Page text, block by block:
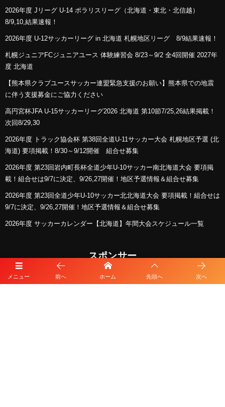
メニュー 前へ ホーム 先頭へ 次へ
2026年度 Jリーグ U-14 ポラリスリーグ（北海道・東北・北信越）
8/9,10,結果速報！
2026年度 U-12サッカーリーグ in 北海道 札幌地区リーグ 8/9結果速報！
札幌ジュニアFCジュニアユース 体験練習会 8/23～9/2 全4回開催 2027年
度 北海道
【熊本県クラブユースサッカー連盟緊急支援のお願い】熊本県での地震
に伴う支援募金にご協力ください
高円宮杯JFA U-15サッカーリーグ2026 北海道 第10節7/25,26結果掲載！
次回8/29,30
2026年度 トラック協会杯 第38回全道U-11サッカー大会 札幌地区予選 (北
海道) 要項掲載！8/30～9/12開催 組合せ募集
2026年度 第23回岩内町長杯全道少年U-10サッカー南北海道大会 要項掲
載！組合せは9/7に決定、9/26,27開催！地区予選情報＆組合せ募集
2026年度 第23回全道少年U-10サッカー北北海道大会 要項掲載！組合せは
9/7に決定、9/26,27開催！地区予選情報＆組合せ募集
2026年度 サッカーカレンダー【北海道】年間大会スケジュール一覧
スポンサー